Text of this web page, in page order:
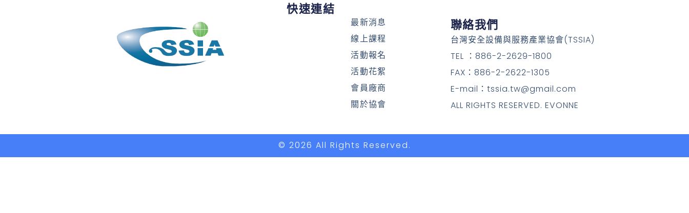
快速連結
最新消息
線上課程
活動報名
活動花絮
會員廠商
關於協會
聯絡我們
台灣安全設備與服務產業協會(TSSIA)
TEL ：886-2-2629-1800
FAX：886-2-2622-1305
E-mail：tssia.tw@gmail.com
ALL RIGHTS RESERVED. EVONNE
© 2026 All Rights Reserved.